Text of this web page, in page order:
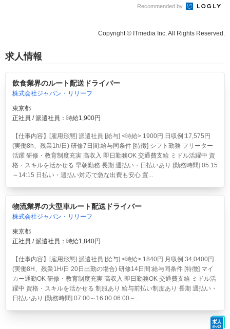
Recommended by
Copyright © ITmedia Inc. All Rights Reserved.
求人情報
飲食業界のルート配送ドライバー
株式会社ジャパン・リリーフ
東京都
正社員 / 派遣社員：時給1,900円
【仕事内容】[雇用形態] 派遣社員 [給与] <時給> 1900円 日収例:17,575円
(実働8h、残業1h/日) 研修7日間:給与同条件 [特徴] シフト勤務 フリーター
活躍 研修・教育制度充実 高収入 即日勤務OK 交通費支給 ミドル活躍中 資
格・スキルを活かせる 早朝勤務 長期 週払い・日払いあり [勤務時間] 05:15
～14:15 日払い・週払い対応で急な出費も安心 置...
物流業界の大型車ルート配送ドライバー
株式会社ジャパン・リリーフ
東京都
正社員 / 派遣社員：時給1,840円
【仕事内容】[雇用形態] 派遣社員 [給与] <時給> 1840円 月収例:34,0400円
(実働8H、残業1H/日 20日出勤の場合) 研修14日間:給与同条件 [特徴] マイ
カー通勤OK 研修・教育制度充実 高収入 即日勤務OK 交通費支給 ミドル活
躍中 資格・スキルを活かせる 制服あり 給与前払い制度あり 長期 週払い・
日払いあり [勤務時間] 07:00～16:00 06:00～...